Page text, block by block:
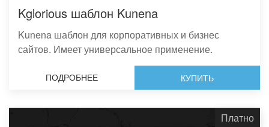
Kglorious шаблон Kunena
Kunena шаблон для корпоративных и бизнес
сайтов. Имеет универсальное применение.
ПОДРОБНЕЕ КУПИТЬ
Платно